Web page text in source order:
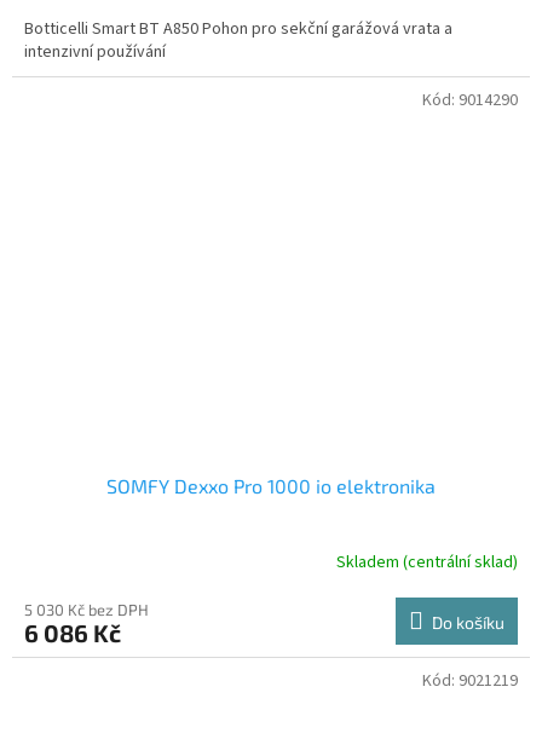
Botticelli Smart BT A850 Pohon pro sekční garážová vrata a
intenzivní používání
SOMFY Dexxo Pro 1000 io elektronika
Skladem (centrální sklad)
5 030 Kč bez DPH
6 086 Kč Do košíku
Kód: 9014290
Kód: 9021219